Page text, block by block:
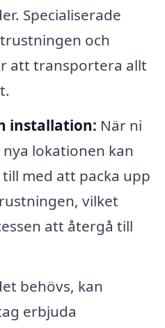
Specialiserade
och
att transportera allt
installation: När ni
lokationen kan
med att packa upp
vilket
att återgå till
behövs, kan
erbjuda